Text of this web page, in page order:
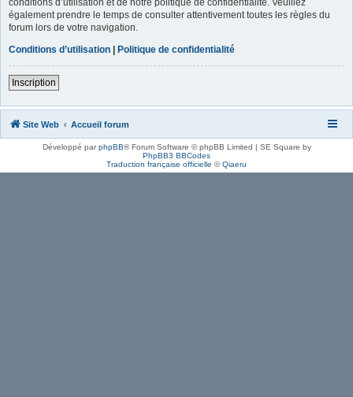
également prendre le temps de consulter attentivement toutes les règles du
forum lors de votre navigation.
Conditions d’utilisation | Politique de confidentialité
Inscription
Site Web Accueil forum
Développé parphpBB® Forum Software © phpBB Limited | SE Square by
PhpBB3 BBCodes
Traduction française officielle ©Qiaeru